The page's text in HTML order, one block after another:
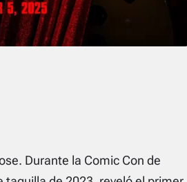
Durante la Comic Con de